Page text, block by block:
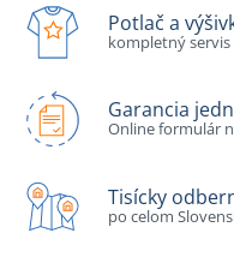
Potlač a
kompletný
Garancia
Online formulár
Tisícky
po celom